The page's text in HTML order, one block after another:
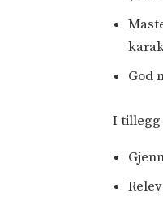
God
I tillegg